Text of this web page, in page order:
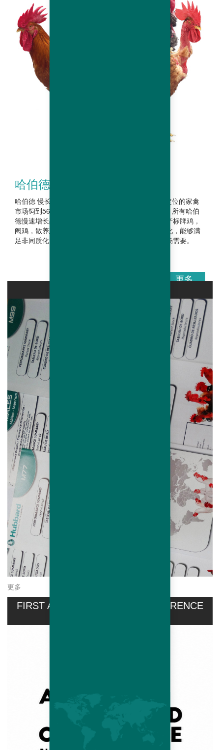
哈伯德 慢长型 公鸡
哈伯德 慢长型 公鸡 哈伯德慢速增长型公鸡的选育定位的家禽
市场饲到56到150天出栏，活体重达2-4Kg的肉鸡。 所有哈伯
德慢速增长品种都可以在如下情况中使用，例如生产标牌鸡，
阉鸡，散养鸡，有机产品，认证鸡和活禽市场。因此，能够满
足非同质化以及常常带有地方性质量标准的细分市场需要。
更多
更多
FIRST AVIPRO HUBBARD CONFERENCE